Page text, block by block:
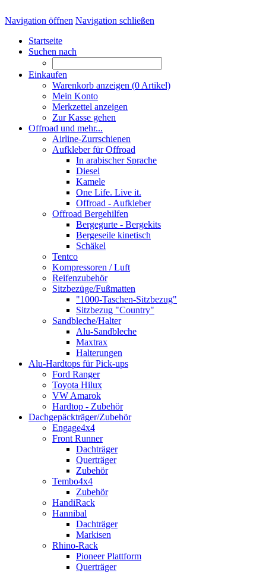
Navigation öffnen Navigation schließen
Startseite
Suchen nach
Einkaufen
Warenkorb anzeigen (0 Artikel)
Mein Konto
Merkzettel anzeigen
Zur Kasse gehen
Offroad und mehr...
Airline-Zurrschienen
Aufkleber für Offroad
In arabischer Sprache
Diesel
Kamele
One Life. Live it.
Offroad - Aufkleber
Offroad Bergehilfen
Bergegurte - Bergekits
Bergeseile kinetisch
Schäkel
Tentco
Kompressoren / Luft
Reifenzubehör
Sitzbezüge/Fußmatten
"1000-Taschen-Sitzbezug"
Sitzbezug "Country"
Sandbleche/Halter
Alu-Sandbleche
Maxtrax
Halterungen
Alu-Hardtops für Pick-ups
Ford Ranger
Toyota Hilux
VW Amarok
Hardtop - Zubehör
Dachgepäckträger/Zubehör
Engage4x4
Front Runner
Dachträger
Querträger
Zubehör
Tembo4x4
Zubehör
HandiRack
Hannibal
Dachträger
Markisen
Rhino-Rack
Pioneer Plattform
Querträger